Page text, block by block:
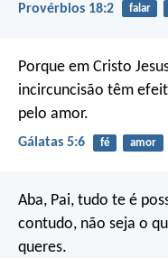
Provérbios 18:2 falar
Porque em Cristo
incircuncisão têm
pelo amor.
Gálatas 5:6 fé amor
Aba, Pai, tudo te é
contudo, não seja o
queres.